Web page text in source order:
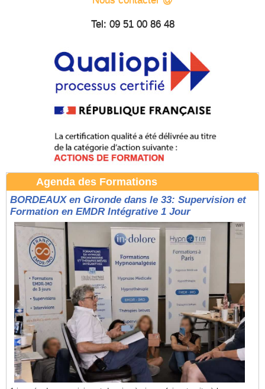
Tel: 09 51 00 86 48
Agenda des Formations
BORDEAUX en Gironde dans le 33: Supervision et
Formation en EMDR Intégrative 1 Jour